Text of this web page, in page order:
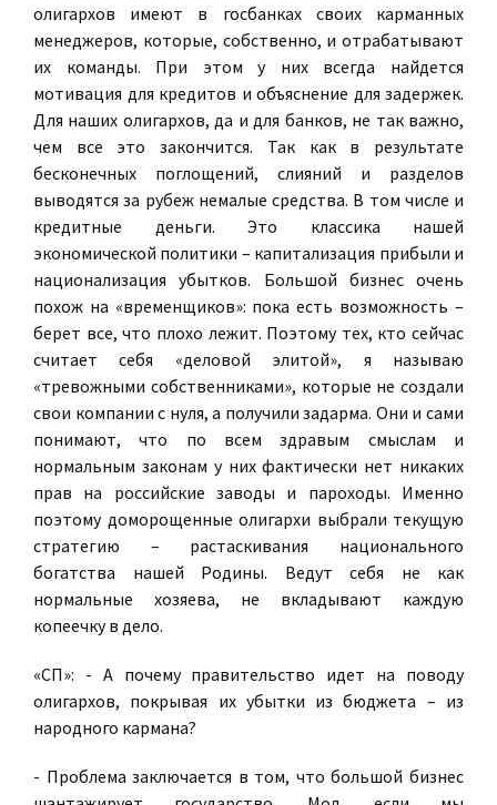
олигархов имеют в госбанках своих карманных
менеджеров, которые, собственно, и отрабатывают
их команды. При этом у них всегда найдется
мотивация для кредитов и объяснение для задержек.
Для наших олигархов, да и для банков, не так важно,
чем все это закончится. Так как в результате
бесконечных поглощений, слияний и разделов
выводятся за рубеж немалые средства. В том числе и
кредитные деньги. Это классика нашей
экономической политики – капитализация прибыли и
национализация убытков. Большой бизнес очень
похож на «временщиков»: пока есть возможность –
берет все, что плохо лежит. Поэтому тех, кто сейчас
считает себя «деловой элитой», я называю
«тревожными собственниками», которые не создали
свои компании с нуля, а получили задарма. Они и сами
понимают, что по всем здравым смыслам и
нормальным законам у них фактически нет никаких
прав на российские заводы и пароходы. Именно
поэтому доморощенные олигархи выбрали текущую
стратегию – растаскивания национального
богатства нашей Родины. Ведут себя не как
нормальные хозяева, не вкладывают каждую
копеечку в дело.
«СП»: - А почему правительство идет на поводу
олигархов, покрывая их убытки из бюджета – из
народного кармана?
- Проблема заключается в том, что большой бизнес